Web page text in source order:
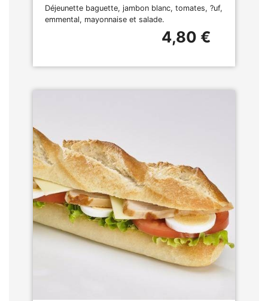
Déjeunette baguette, jambon blanc, tomates, ?uf,
emmental, mayonnaise et salade.
4,80 €